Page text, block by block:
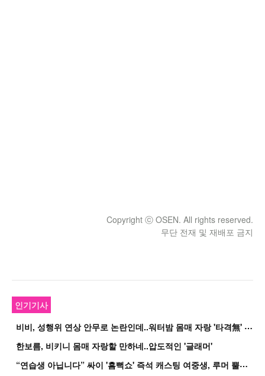
Copyright ⓒ OSEN. All rights reserved.
무단 전재 및 재배포 금지
인기기사
비
비, 성행위 연상 안무로 논란인데..워터밤 몸매 자랑 '타격無' 근황
한보름, 비키니 몸매 자랑할 만하네..압도적인 '글래머'
“
연습생 아닙니다” 싸이 '흠뻑쇼' 즉석 캐스팅 여중생, 루머 뿔났다[Oh!쎈 이...